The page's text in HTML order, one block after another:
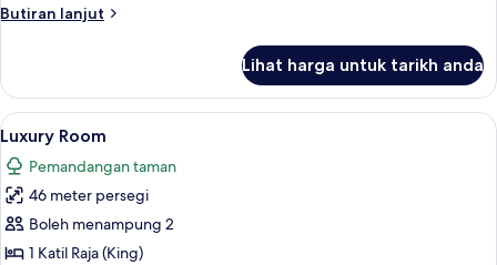
Butiran lanjut
Butiran
Twin
Room
Lihat harga untuk tarikh anda
Lihat
semua
foto
untuk
Luxury
Room
Luxury Room | Bar mini, peti besi
4
Luxury Room
Pemandangan taman
46 meter persegi
Boleh menampung 2
1 Katil Raja (King)